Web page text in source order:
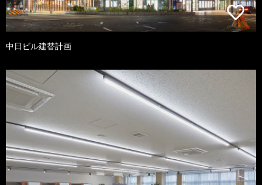
中日ビル建替計画